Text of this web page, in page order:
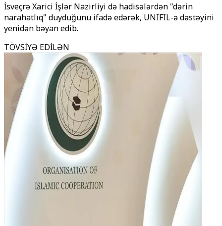
İsveçrə Xarici İşlər Nazirliyi də hadisələrdən "dərin
narahatlıq" duyduğunu ifadə edərək, UNIFIL-ə dəstəyini
yenidən bəyan edib.
TÖVSİYƏ EDİLƏN